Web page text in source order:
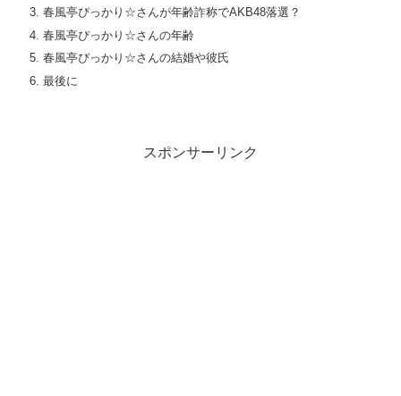
春風亭ぴっかり☆さんが年齢詐称でAKB48落選？
春風亭ぴっかり☆さんの年齢
春風亭ぴっかり☆さんの結婚や彼氏
最後に
スポンサーリンク